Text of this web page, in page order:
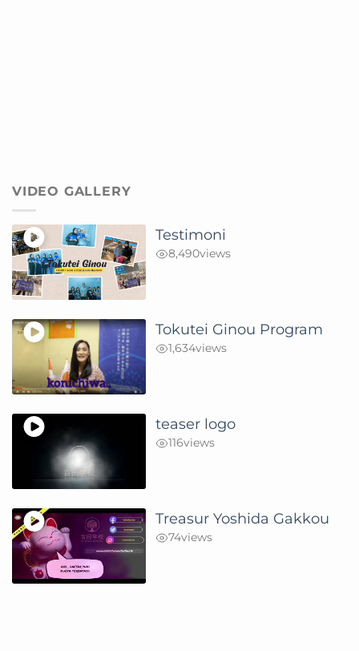
VIDEO GALLERY
Testimoni
8,490views
Tokutei Ginou Program
1,634views
teaser logo
116views
Treasur Yoshida Gakkou
74views